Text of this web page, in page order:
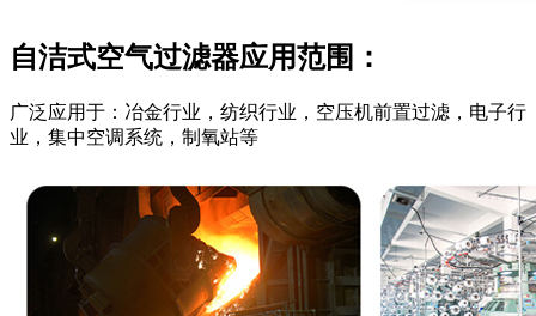
自洁式空气过滤器应用范围：
广泛应用于：冶金行业，纺织行业，空压机前置过滤，电子行
业，集中空调系统，制氧站等